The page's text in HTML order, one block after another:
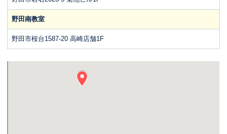
野田南教室
野田市桜台1587-20 高崎店舗1F